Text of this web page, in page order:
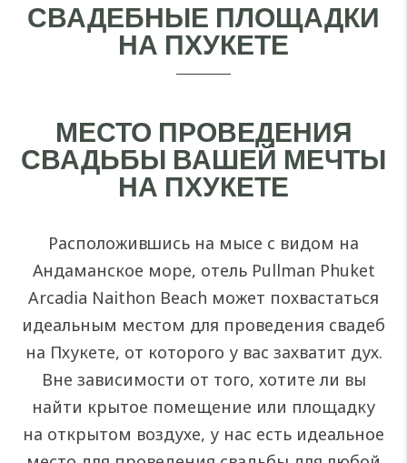
СВАДЕБНЫЕ ПЛОЩАДКИ
НА ПХУКЕТЕ
МЕСТО ПРОВЕДЕНИЯ
СВАДЬБЫ ВАШЕЙ МЕЧТЫ
НА ПХУКЕТЕ
Расположившись на мысе с видом на
Андаманское море, отель Pullman Phuket
Arcadia Naithon Beach может похвастаться
идеальным местом для проведения свадеб
на Пхукете, от которого у вас захватит дух.
Вне зависимости от того, хотите ли вы
найти крытое помещение или площадку
на открытом воздухе, у нас есть идеальное